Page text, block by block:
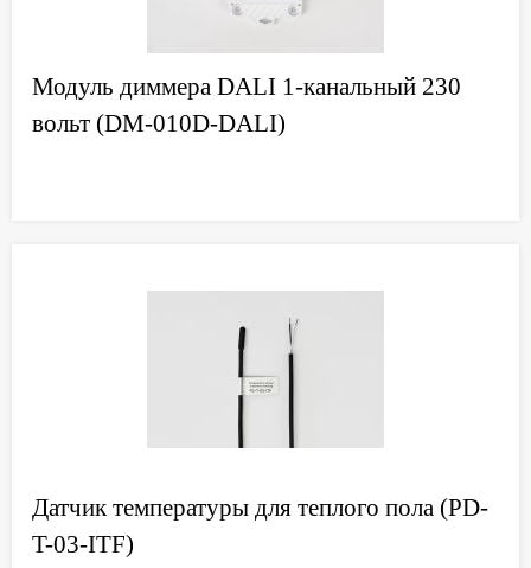
Модуль диммера DALI 1-канальный 230
вольт (DM-010D-DALI)
Датчик температуры для теплого пола (PD-
T-03-ITF)